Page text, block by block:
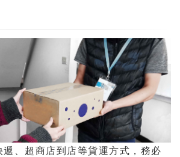
遞、超商店到店等貨運方式，務必